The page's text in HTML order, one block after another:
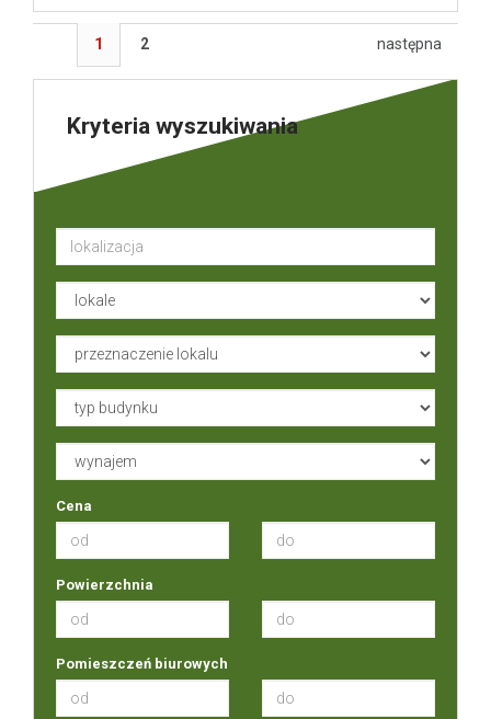
1 2 następna
Kryteria wyszukiwania
Cena
Powierzchnia
Pomieszczeń biurowych